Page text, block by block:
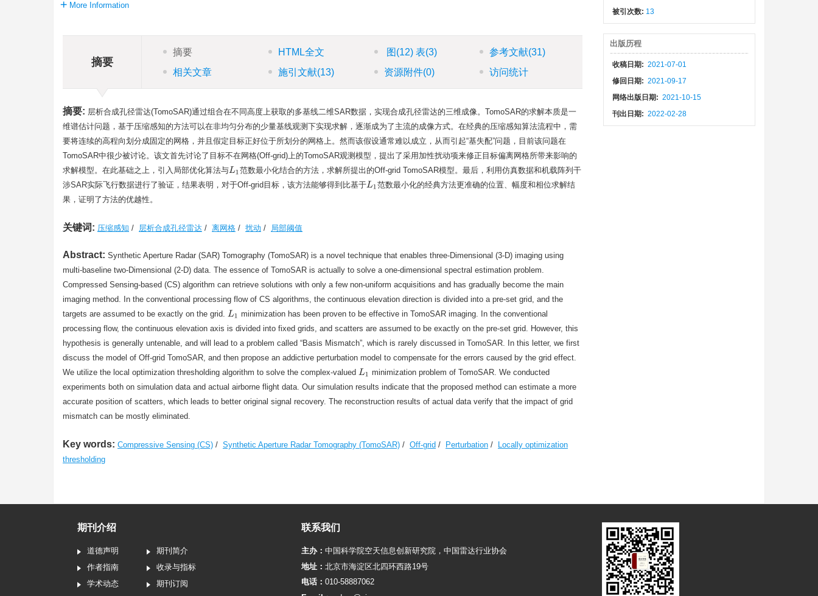
More Information
摘要
摘要 HTML全文 图 (12)表(3) 参考文献(31)
相关文章
施引文献(13) 资源附件(0) 访问统计
摘要: 层析合成孔径雷达(TomoSAR)通过组合在不同高度上获取的多基线二维SAR数据，实现合成孔径雷达的三维成像。TomoSAR的求解本质是一
维谱估计问题，基于压缩感知的方法可以在非均匀分布的少量基线观测下实现求解，逐渐成为了主流的成像方式。在经典的压缩感知算法流程中，需
要将连续的高程向划分成固定的网格，并且假定目标正好位于所划分的网格上。然而该假设通常难以成立，从而引起“基失配”问题，目前该问题在
TomoSAR中很少被讨论。该文首先讨论了目标不在网格(Off-grid)上的TomoSAR观测模型，提出了采用加性扰动项来修正目标偏离网格所带来影响的
求解模型。在此基础之上，引入局部优化算法与L1 范数最小化结合的方法，求解所提出的Off-grid TomoSAR模型。最后，利用仿真数据和机载阵列干
涉SAR实际飞行数据进行了验证，结果表明，对于Off-grid目标，该方法能够得到比基于L1 范数最小化的经典方法更准确的位置、幅度和相位求解结
果，证明了方法的优越性。
关键词: 压缩感知 / 层析合成孔径雷达 / 离网格 / 扰动 / 局部阈值
Abstract: Synthetic Aperture Radar (SAR) Tomography (TomoSAR) is a novel technique that enables three-Dimensional (3-D) imaging using
multi-baseline two-Dimensional (2-D) data. The essence of TomoSAR is actually to solve a one-dimensional spectral estimation problem.
Compressed Sensing-based (CS) algorithm can retrieve solutions with only a few non-uniform acquisitions and has gradually become the main
imaging method. In the conventional processing flow of CS algorithms, the continuous elevation direction is divided into a pre-set grid, and the
targets are assumed to be exactly on the grid. L1 minimization has been proven to be effective in TomoSAR imaging. In the conventional
processing flow, the continuous elevation axis is divided into fixed grids, and scatters are assumed to be exactly on the pre-set grid. However, this
hypothesis is generally untenable, and will lead to a problem called “Basis Mismatch”, which is rarely discussed in TomoSAR. In this letter, we first
discuss the model of Off-grid TomoSAR, and then propose an addictive perturbation model to compensate for the errors caused by the grid effect.
We utilize the local optimization thresholding algorithm to solve the complex-valued L1 minimization problem of TomoSAR. We conducted
experiments both on simulation data and actual airborne flight data. Our simulation results indicate that the proposed method can estimate a more
accurate position of scatters, which leads to better original signal recovery. The reconstruction results of actual data verify that the impact of grid
mismatch can be mostly eliminated.
Key words: Compressive Sensing (CS) / Synthetic Aperture Radar Tomography (TomoSAR) / Off-grid / Perturbation /
Locally optimization
thresholding
被引次数: 13
出版历程
收稿日期: 2021-07-01
修回日期: 2021-09-17
网络出版日期: 2021-10-15
刊出日期: 2022-02-28
期刊介绍
道德声明
期刊简介
作者指南
收录与指标
学术动态
期刊订阅
联系我们
主办：中国科学院空天信息创新研究院 ，中国雷达行业协会
地址：北京市海淀区北四环西路19号
电话：010-58887062